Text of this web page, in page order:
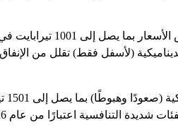
يختار البائعون من بين ثلاث استراتيجيات عروض أسعار. تتيح عروض
الأسعار الديناميكية (لأسفل فقط) تقلل من
تقدم